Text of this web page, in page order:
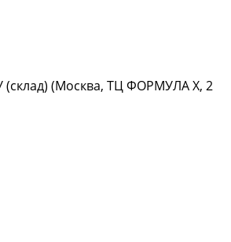
(Москва, ТЦ ФОРМУЛА Х, 2